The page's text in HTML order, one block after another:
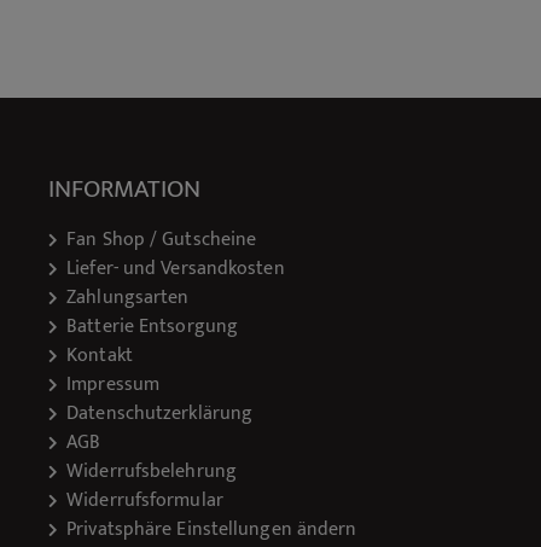
INFORMATION
Fan Shop / Gutscheine
Liefer- und Versandkosten
Zahlungsarten
Batterie Entsorgung
Kontakt
Impressum
Datenschutzerklärung
AGB
Widerrufsbelehrung
Widerrufsformular
Privatsphäre Einstellungen ändern